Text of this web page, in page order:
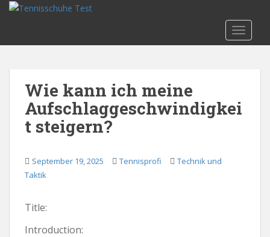
p
Wie kann ich meine
Aufschlaggeschwindigkei
t steigern?
September 19, 2025 Tennisprofi
Technik und
Taktik
Title:
Introduction: